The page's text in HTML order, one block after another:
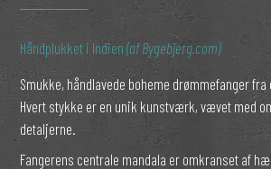
Håndplukket i Indien(af Bygebjerg.com)
Smukke, håndlavede boheme drømmefanger
Hvert stykke er en unik kunstværk, vævet med
detaljerne.
Fangerens centrale mandala er omkranset af